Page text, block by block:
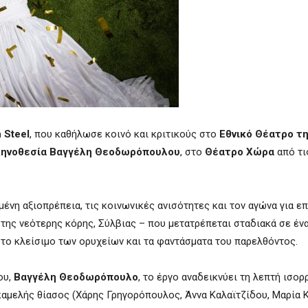
Steel, που καθήλωσε κοινό και κριτικούς στο Εθνικό Θέατρο
Βαγγέλη Θεοδωρόπουλου, στο Θέατρο Χώρα από
αξιοπρέπεια, τις κοινωνικές ανισότητες και τον αγώνα για
νεότερης κόρης, Σύλβιας – που μετατρέπεται σταδιακά σε
κλείσιμο των ορυχείων και τα φαντάσματα του παρελθόντος.
Βαγγέλη Θεοδωρόπουλο, το έργο αναδεικνύει τη λεπτή
θίασος (Χάρης Γρηγορόπουλος, Άννα Καλαϊτζίδου, Μαρία